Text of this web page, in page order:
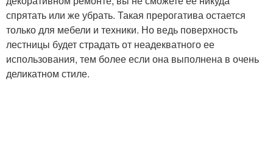
спрятать или же убрать. Такая прерогатива остается
только для мебели и техники. Но ведь поверхность
лестницы будет страдать от неадекватного ее
использования, тем более если она выполнена в очень
деликатном стиле.